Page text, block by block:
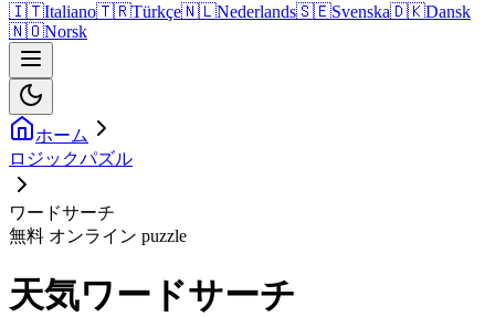
🇮🇹Italiano🇹🇷Türkçe🇳🇱Nederlands🇸🇪Svenska🇩🇰Dansk
🇳🇴Norsk
ホーム
ロジックパズル
ワードサーチ
無料 オンライン puzzle
天気ワードサーチ